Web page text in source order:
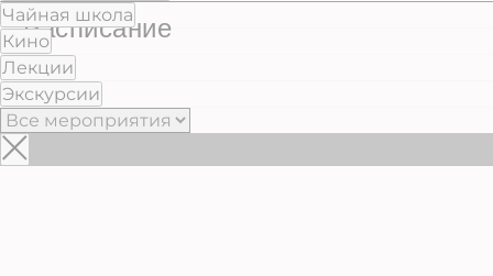
Расписание
Чайная школа
Кино
Лекции
Экскурсии